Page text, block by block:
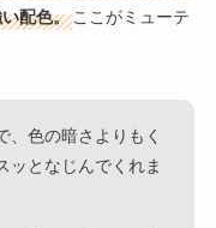
配色。ここがミューテ
、色の暗さよりもく
ッとなじんでくれま